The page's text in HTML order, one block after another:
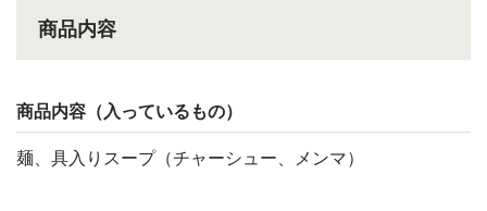
商品内容
商品内容（入っているもの）
麺、具入りスープ（チャーシュー、メンマ）